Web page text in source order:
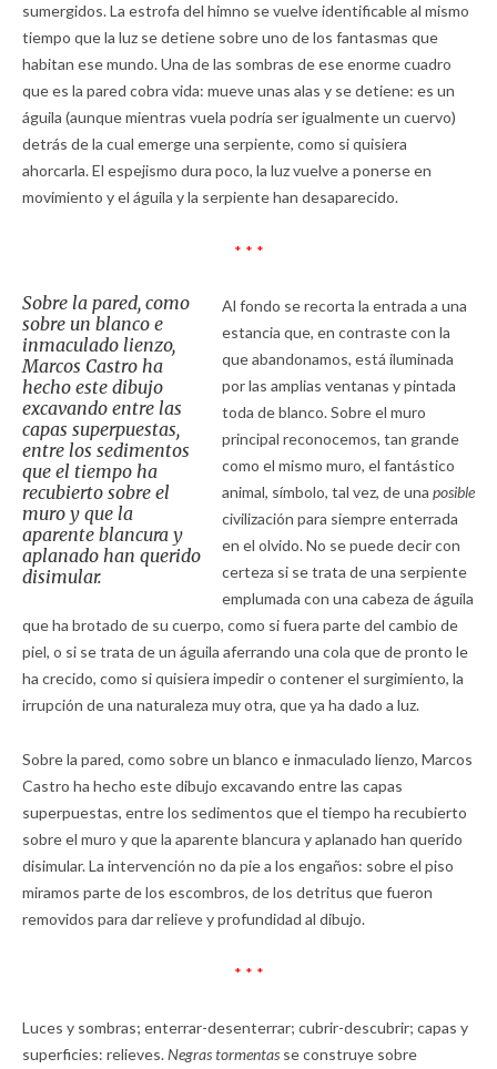
sumergidos. La estrofa del himno se vuelve identificable al mismo
tiempo que la luz se detiene sobre uno de los fantasmas que
habitan ese mundo. Una de las sombras de ese enorme cuadro
que es la pared cobra vida: mueve unas alas y se detiene: es un
águila (aunque mientras vuela podría ser igualmente un cuervo)
detrás de la cual emerge una serpiente, como si quisiera
ahorcarla. El espejismo dura poco, la luz vuelve a ponerse en
movimiento y el águila y la serpiente han desaparecido.
* * *
Sobre la pared, como
sobre un blanco e
inmaculado lienzo,
Marcos Castro ha
hecho este dibujo
excavando entre las
capas superpuestas,
entre los sedimentos
que el tiempo ha
recubierto sobre el
muro y que la
aparente blancura y
aplanado han querido
disimular.
Al fondo se recorta la entrada a una
estancia que, en contraste con la
que abandonamos, está iluminada
por las amplias ventanas y pintada
toda de blanco. Sobre el muro
principal reconocemos, tan grande
como el mismo muro, el fantástico
animal, símbolo, tal vez, de una posible
civilización para siempre enterrada
en el olvido. No se puede decir con
certeza si se trata de una serpiente
emplumada con una cabeza de águila
que ha brotado de su cuerpo, como si fuera parte del cambio de
piel, o si se trata de un águila aferrando una cola que de pronto le
ha crecido, como si quisiera impedir o contener el surgimiento, la
irrupción de una naturaleza muy otra, que ya ha dado a luz.
Sobre la pared, como sobre un blanco e inmaculado lienzo, Marcos
Castro ha hecho este dibujo excavando entre las capas
superpuestas, entre los sedimentos que el tiempo ha recubierto
sobre el muro y que la aparente blancura y aplanado han querido
disimular. La intervención no da pie a los engaños: sobre el piso
miramos parte de los escombros, de los detritus que fueron
removidos para dar relieve y profundidad al dibujo.
* * *
Luces y sombras; enterrar-desenterrar; cubrir-descubrir; capas y
superficies: relieves.Negras tormentas se construye sobre